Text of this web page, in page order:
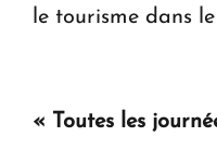
le tourisme dans
« Toutes les